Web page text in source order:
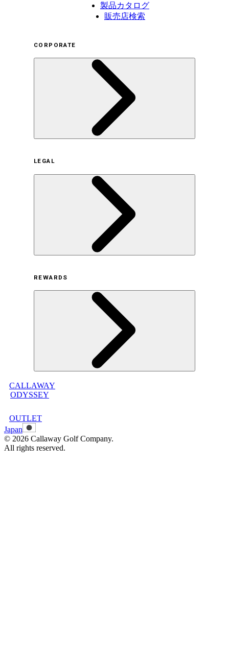
製品カタログ
販売店検索
CORPORATE
サステナビリティの取り組み（日本）
サステナビリティの取り組み（米国/英語）
ヒストリー
採用情報
LEGAL
オンラインストア利用規約
プライバシーポリシー
特定商取引法に基づく表示
古物営業法に基づく表示
REWARDS
CALLAWAY
ODYSSEY
OUTLET
Japan
© 2026 Callaway Golf Company.
All rights reserved.